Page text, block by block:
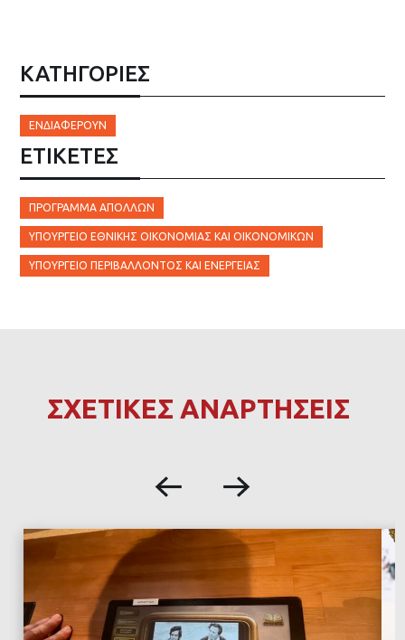
ΚΑΤΗΓΟΡΙΕΣ
ΕΝΔΙΑΦΈΡΟΥΝ
ΕΤΙΚΈΤΕΣ
ΠΡΌΓΡΑΜΜΑ ΑΠΟΛΛΩΝ
ΥΠΟΥΡΓΕΊΟ ΕΘΝΙΚΉΣ ΟΙΚΟΝΟΜΊΑΣ ΚΑΙ ΟΙΚΟΝΟΜΙΚΏΝ
ΥΠΟΥΡΓΕΊΟ ΠΕΡΙΒΆΛΛΟΝΤΟΣ ΚΑΙ ΕΝΈΡΓΕΙΑΣ
ΣΧΕΤΙΚΕΣ ΑΝΑΡΤΗΣΕΙΣ